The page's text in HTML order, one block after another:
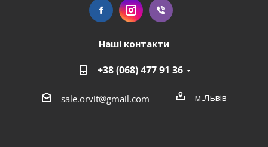
Наші контакти
+38 (068) 477 91 36
sale.orvit@gmail.com м.Львів